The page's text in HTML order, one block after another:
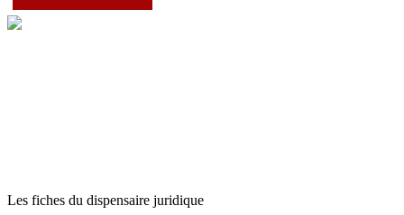
Les fiches du dispensaire juridique